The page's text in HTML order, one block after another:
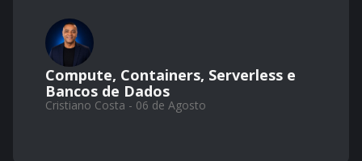
Compute, Containers, Serverless e
Bancos de Dados
Cristiano Costa - 06 de Agosto